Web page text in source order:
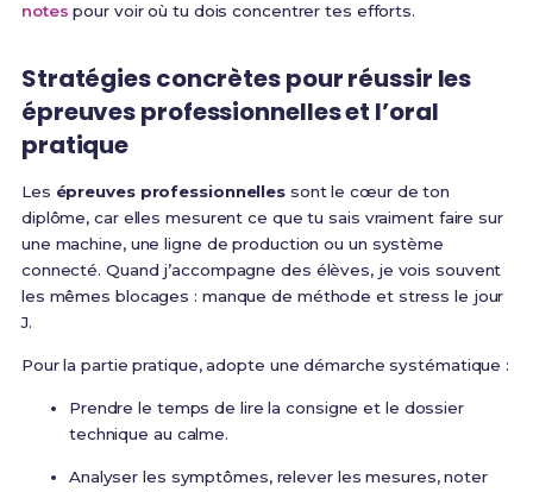
notes pour voir où tu dois concentrer tes efforts.
Stratégies concrètes pour réussir les
épreuves professionnelles et l’oral
pratique
Les épreuves professionnelles sont le cœur de ton
diplôme, car elles mesurent ce que tu sais vraiment faire sur
une machine, une ligne de production ou un système
connecté. Quand j’accompagne des élèves, je vois souvent
les mêmes blocages : manque de méthode et stress le jour
J.
Pour la partie pratique, adopte une démarche systématique :
Prendre le temps de lire la consigne et le dossier
technique au calme.
Analyser les symptômes, relever les mesures, noter